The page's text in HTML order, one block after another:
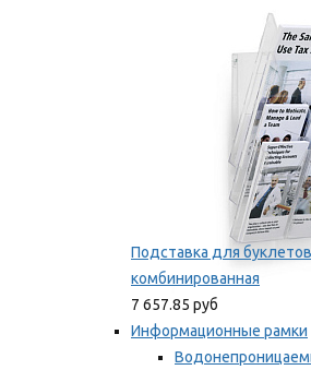
Подставка для
комбинированная
7 657.85 руб
Информационные рамки